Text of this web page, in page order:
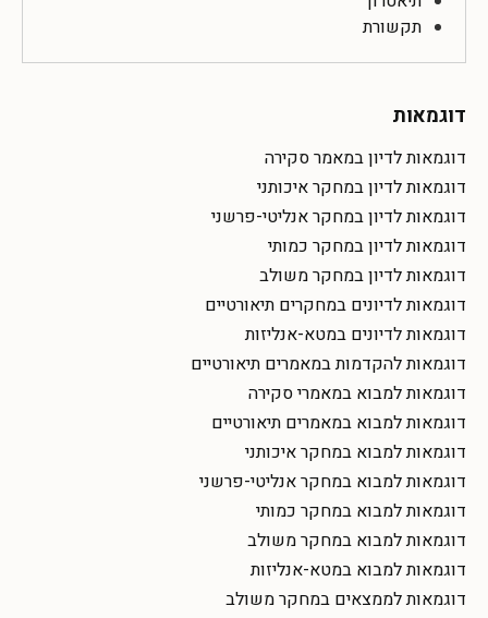
תקשורת
דוגמאות
דוגמאות לדיון במאמר סקירה
דוגמאות לדיון במחקר איכותני
דוגמאות לדיון במחקר אנליטי-פרשני
דוגמאות לדיון במחקר כמותי
דוגמאות לדיון במחקר משולב
דוגמאות לדיונים במחקרים תיאורטיים
דוגמאות לדיונים במטא-אנליזות
דוגמאות להקדמות במאמרים תיאורטיים
דוגמאות למבוא במאמרי סקירה
דוגמאות למבוא במאמרים תיאורטיים
דוגמאות למבוא במחקר איכותני
דוגמאות למבוא במחקר אנליטי-פרשני
דוגמאות למבוא במחקר כמותי
דוגמאות למבוא במחקר משולב
דוגמאות למבוא במטא-אנליזות
דוגמאות לממצאים במחקר משולב